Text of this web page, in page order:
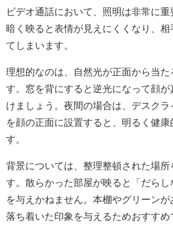
ビデオ通話において、照明は非常に
暗く映ると表情が見えにくくなり、相
てしまいます。
理想的なのは、自然光が正面から当
す。窓を背にすると逆光になって顔
けましょう。夜間の場合は、デスクラ
を顔の正面に設置すると、明るく健康
す。
背景については、整理整頓された場
す。散らかった部屋が映ると「だらし
を与えかねません。本棚やグリーン
落ち着いた印象を与えるためおすすめ